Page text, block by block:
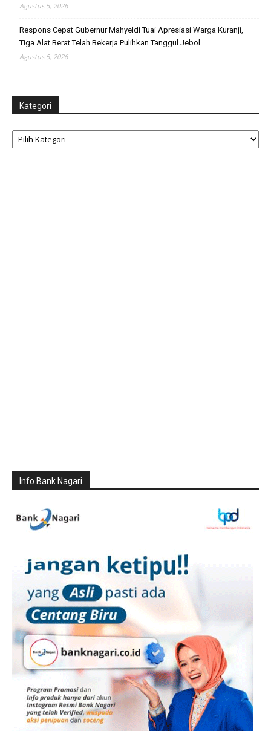
Agustus 5, 2026
Respons Cepat Gubernur Mahyeldi Tuai Apresiasi Warga Kuranji,
Tiga Alat Berat Telah Bekerja Pulihkan Tanggul Jebol
Agustus 5, 2026
Kategori
Kategori
Info Bank Nagari